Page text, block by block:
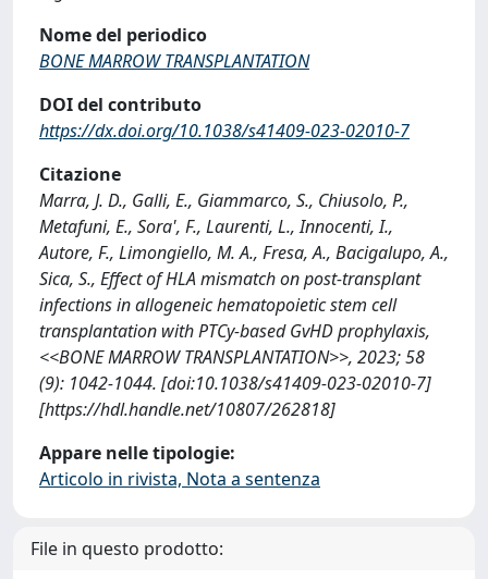
Nome del periodico
BONE MARROW TRANSPLANTATION
DOI del contributo
https://dx.doi.org/10.1038/s41409-023-02010-7
Citazione
Marra, J. D., Galli, E., Giammarco, S., Chiusolo, P.,
Metafuni, E., Sora', F., Laurenti, L., Innocenti, I.,
Autore, F., Limongiello, M. A., Fresa, A., Bacigalupo, A.,
Sica, S., Effect of HLA mismatch on post-transplant
infections in allogeneic hematopoietic stem cell
transplantation with PTCy-based GvHD prophylaxis,
<<BONE MARROW TRANSPLANTATION>>, 2023; 58
(9): 1042-1044. [doi:10.1038/s41409-023-02010-7]
[https://hdl.handle.net/10807/262818]
Appare nelle tipologie:
Articolo in rivista, Nota a sentenza
File in questo prodotto: